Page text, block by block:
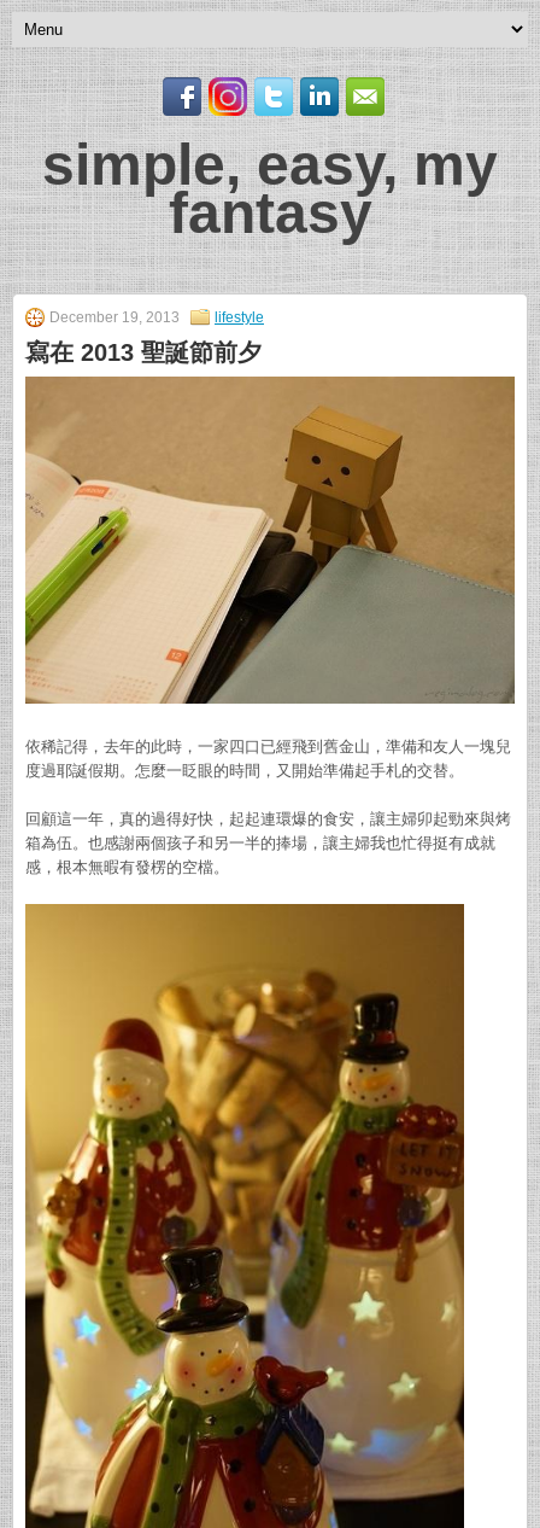
simple, easy, my
fantasy
December 19, 2013 lifestyle
寫在 2013 聖誕節前夕
依稀記得，去年的此時，一家四口已經飛到舊金山，準備和友人一塊兒
度過耶誕假期。怎麼一眨眼的時間，又開始準備起手札的交替。
回顧這一年，真的過得好快，起起連環爆的食安，讓主婦卯起勁來與烤
箱為伍。也感謝兩個孩子和另一半的捧場，讓主婦我也忙得挺有成就
感，根本無暇有發楞的空檔。